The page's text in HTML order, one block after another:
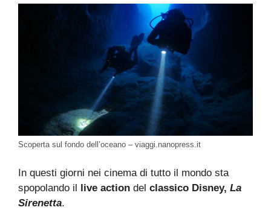
Scoperta sul fondo dell’oceano – viaggi.nanopress.it
In questi giorni nei cinema di tutto il mondo sta
spopolando il live action del classico Disney, La
Sirenetta.